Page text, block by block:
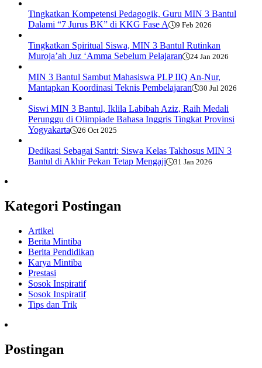
Tingkatkan Kompetensi Pedagogik, Guru MIN 3 Bantul
Dalami “7 Jurus BK” di KKG Fase A
9 Feb 2026
Tingkatkan Spiritual Siswa, MIN 3 Bantul Rutinkan
Muroja’ah Juz ‘Amma Sebelum Pelajaran
24 Jan 2026
MIN 3 Bantul Sambut Mahasiswa PLP IIQ An-Nur,
Mantapkan Koordinasi Teknis Pembelajaran
30 Jul 2026
Siswi MIN 3 Bantul, Iklila Labibah Aziz, Raih Medali
Perunggu di Olimpiade Bahasa Inggris Tingkat Provinsi
Yogyakarta
26 Oct 2025
Dedikasi Sebagai Santri: Siswa Kelas Takhosus MIN 3
Bantul di Akhir Pekan Tetap Mengaji
31 Jan 2026
Kategori Postingan
Artikel
Berita Mintiba
Berita Pendidikan
Karya Mintiba
Prestasi
Sosok Inspiratif
Sosok Inspiratif
Tips dan Trik
Postingan